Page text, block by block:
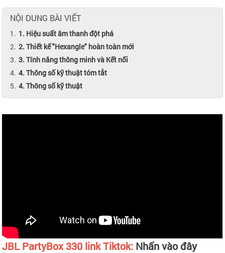
NỘI DUNG BÀI VIẾT
1. Hiệu suất âm thanh đột phá
2. Thiết kế "Hexangle" hoàn toàn mới
3. Tính năng thông minh và Kết nối
4. Thông số kỹ thuật tóm tắt
4. Thông số kỹ thuật
JBL PartyBox 330 link Tiktok: Nhấn vào đây